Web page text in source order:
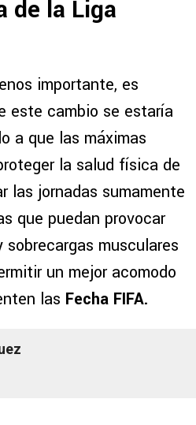
de la Liga
importante, es
este cambio se estaría
a que las máximas
la salud física de
las jornadas sumamente
que puedan provocar
musculares
un mejor acomodo
las Fecha FIFA.